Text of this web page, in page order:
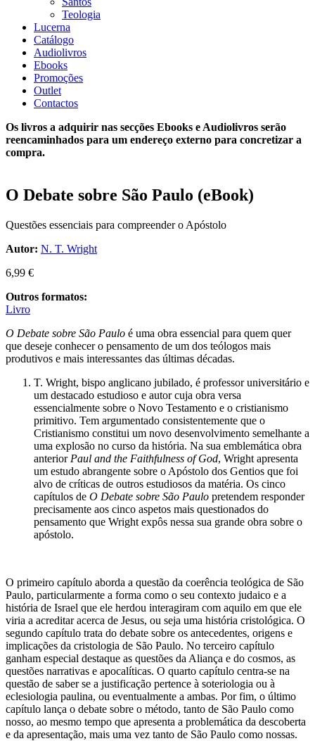
Teologia
Lucerna
Catálogo
Audiolivros
Ebooks
Promoções
Outlet
Contactos
Os livros a adquirir nas secções Ebooks e Audiolivros serão
reencaminhados para um endereço externo para concretizar a
compra.
O Debate sobre São Paulo (eBook)
Questões essenciais para compreender o Apóstolo
Autor: N. T. Wright
6,99 €
Outros formatos:
Livro
O Debate sobre São Paulo é uma obra essencial para quem quer
que deseje conhecer o pensamento de um dos teólogos mais
produtivos e mais interessantes das últimas décadas.
T. Wright, bispo anglicano jubilado, é professor universitário e
um destacado estudioso e autor cuja obra versa
essencialmente sobre o Novo Testamento e o cristianismo
primitivo. Tem argumentado consistentemente que o
Cristianismo constitui um novo desenvolvimento semelhante a
uma explosão no curso da história. Na sua emblemática obra
anterior Paul and the Faithfulness of God, Wright apresenta
um estudo abrangente sobre o Apóstolo dos Gentios que foi
alvo de críticas de outros estudiosos da matéria. Os cinco
capítulos de O Debate sobre São Paulo pretendem responder
precisamente aos cinco aspetos mais questionados do
pensamento que Wright expôs nessa sua grande obra sobre o
apóstolo.
O primeiro capítulo aborda a questão da coerência teológica de São
Paulo, particularmente a forma como o seu contexto judaico e a
história de Israel que ele herdou interagiram com aquilo em que ele
viria a acreditar acerca de Jesus, ou seja uma história cristológica. O
segundo capítulo trata do debate sobre os antecedentes, origens e
implicações da cristologia de São Paulo. No terceiro capítulo
ganham especial destaque as questões da Aliança e do cosmos, as
questões narrativas e apocalíticas. O quarto capítulo centra-se na
questão de saber se a justificação pertence à soteriologia ou à
eclesiologia paulina, ou eventualmente a ambas. Por fim, o último
capítulo lança o debate sobre o método, tanto de São Paulo como
nosso, ao mesmo tempo que apresenta a problemática da descoberta
e da apresentação, mais uma vez tanto de São Paulo como nossas.